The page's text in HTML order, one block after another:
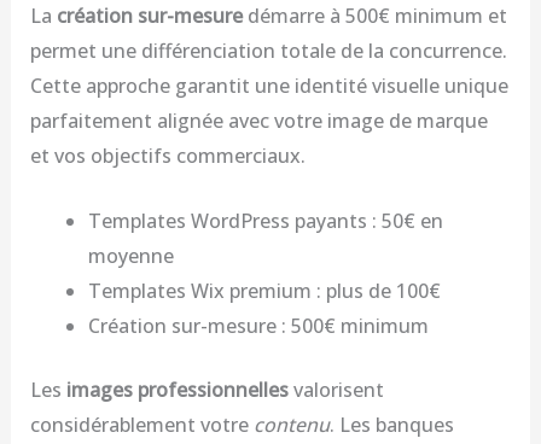
La création sur-mesuredémarre à 500€ minimum et
permet une différenciation totale de la concurrence.
Cette approche garantit une identité visuelle unique
parfaitement alignée avec votre image de marque
et vos objectifs commerciaux.
Templates WordPress payants : 50€ en
moyenne
Templates Wix premium : plus de 100€
Création sur-mesure : 500€ minimum
Les images professionnellesvalorisent
considérablement votre contenu. Les banques